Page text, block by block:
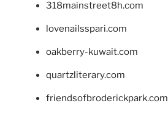
318mainstreet8h.com
lovenailsspari.com
oakberry-kuwait.com
quartzliterary.com
friendsofbroderickpark.com